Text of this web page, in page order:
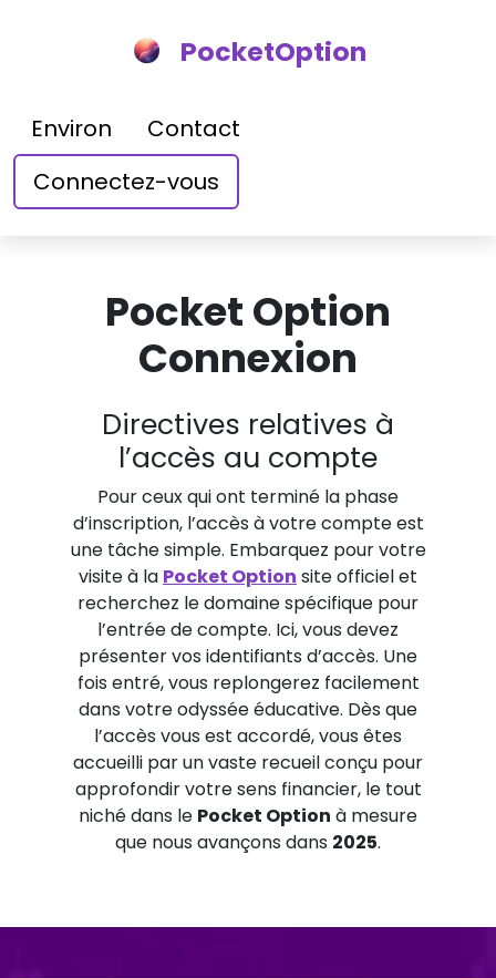
PocketOption
Environ
Contact
Connectez-vous
Pocket Option
Connexion
Directives relatives à
l’accès au compte
Pour ceux qui ont terminé la phase
d’inscription, l’accès à votre compte est
une tâche simple. Embarquez pour votre
visite à la Pocket Option site officiel et
recherchez le domaine spécifique pour
l’entrée de compte. Ici, vous devez
présenter vos identifiants d’accès. Une
fois entré, vous replongerez facilement
dans votre odyssée éducative. Dès que
l’accès vous est accordé, vous êtes
accueilli par un vaste recueil conçu pour
approfondir votre sens financier, le tout
niché dans le Pocket Option à mesure
que nous avançons dans 2025.